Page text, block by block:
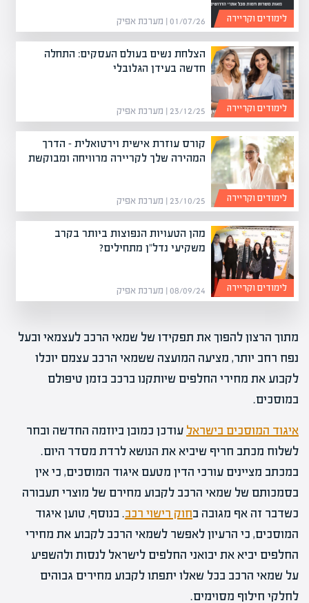
01/07/26 | מערכת אפיק לימודים וקריירה
הצלחת נשים בעולם העסקים: התחלה
חדשה בעידן הגלובלי
23/12/25 | מערכת אפיק לימודים וקריירה
קורס עוזרת אישית וירטואלית – הדרך
המהירה שלך לקריירה מרוויחה ומבוקשת
23/10/25 | מערכת אפיק לימודים וקריירה
מהן הטעויות הנפוצות ביותר בקרב
משקיעי נדל"ן מתחילים?
08/09/24 | מערכת אפיק לימודים וקריירה
מתוך הרצון להפוך את תפקידו של שמאי הרכב לעצמאי ובעל
נפח רחב יותר, מציעה המועצה ששמאי הרכב עצמם יוכלו
לקבוע את מחירי החלפים שיותקנו ברכב בזמן טיפולם
במוסכים.
איגוד המוסכים בישראל עודכן כמובן ביוזמה החדשה ובחר
לשלוח מכתב חריף שיביא את הנושא לרדת מסדר היום.
במכתב מציינים עורכי הדין מטעם איגוד המוסכים, כי אין
בסמכותם של שמאי הרכב לקבוע מחירם של מוצרי תעבורה
כשדבר זה אף מגובה בחוק רישוי רכב. בנוסף, טוען איגוד
המוסכים, כי הרעיון לאפשר לשמאי הרכב לקבוע את מחירי
החלפים יביא את יבואני החלפים לישראל לנסות ולהשפיע
על שמאי הרכב בכל שאלו יתפתו לקבוע מחירים גבוהים
לחלקי חילוף מסוימים.